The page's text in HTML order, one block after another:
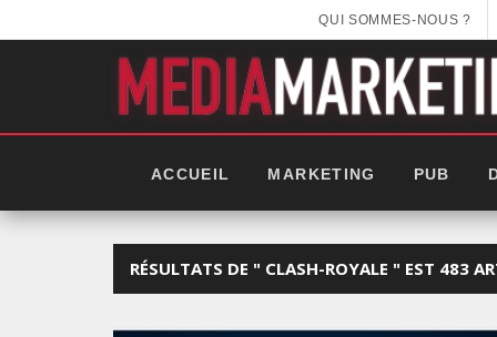
QUI SOMMES-NOUS ?
ACCUEIL MARKETING PUB
RÉSULTATS DE " CLASH-ROYALE " EST 483